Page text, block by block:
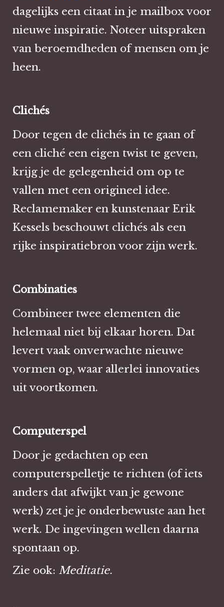
dagelijks een citaat in je mailbox voor
nieuwe inspiratie. Noteer uitspraken
van beroemdheden of mensen om je
heen.
Clichés
Door tegen de clichés in te gaan of
een cliché een eigen twist te geven,
krijg je de gelegenheid om op te
vallen met een origineel idee.
Reclamemaker en kunstenaar Erik
Kessels beschouwt clichés als een
rijke inspiratiebron voor zijn werk.
Combinaties
Combineer twee elementen die
helemaal niet bij elkaar horen. Dat
levert vaak onverwachte nieuwe
vormen op, waar allerlei innovaties
uit voortkomen.
Computerspel
Door je gedachten op een
computerspelletje te richten (of iets
anders dat afwijkt van je gewone
werk) zet je je onderbewuste aan het
werk. De ingevingen wellen daarna
spontaan op.
Zie ook: Meditatie.